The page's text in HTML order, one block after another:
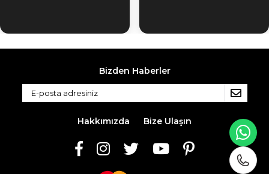
Bizden Haberler
Hakkımızda Bize Ulaşın